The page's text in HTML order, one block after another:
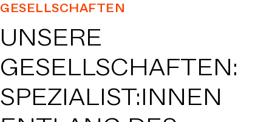
ASSETKLASSEN
STANDORTE
PROJEKTE
NEWS
GESELLSCHAFTEN
GESELLSCHAFTEN
UNSERE
GESELLSCHAFTEN:
SPEZIALIST:INNEN